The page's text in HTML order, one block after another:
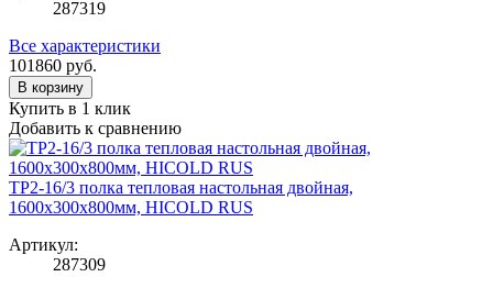
287319
Все характеристики
101860 руб.
В корзину
Купить в 1 клик
Добавить к сравнению
TP2-16/3 полка тепловая настольная двойная,
1600х300х800мм, HICOLD RUS
Артикул:
287309